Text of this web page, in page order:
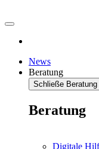
News
Beratung
Schließe Beratung
Beratung
Digitale